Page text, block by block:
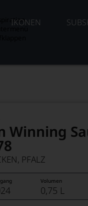
IKONEN
Winning
PFALZ
Volumen
0,75 L